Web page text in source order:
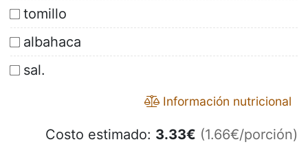
tomillo
albahaca
sal.
Información nutricional
Costo estimado: 3.33€ (1.66€/porción)